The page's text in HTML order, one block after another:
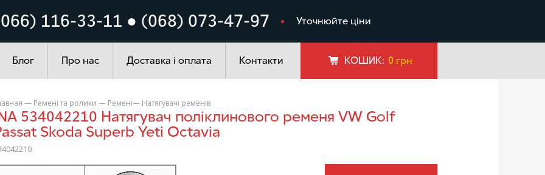
116-33-11 ● (068) 073-47-97 Уточнюйте ціни
Автохімія
Блог Про нас Доставка і оплата Контакти КОШИК: 0грн
— Ремені та ролики — Ремені— Натягувачі ременів
Skoda Superb Yeti Octavia